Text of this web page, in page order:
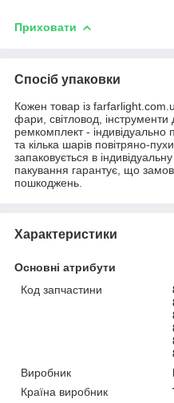
Приховати
Спосіб упаковки
Кожен товар із
фари, світловод,
ремкомплект - індивідуально
та кілька шарів повітряно-
запаковується в
пакування гарантує, що
пошкоджень.
Характеристики
Основні атрибути
Код запчастини
Виробник
Країна виробник